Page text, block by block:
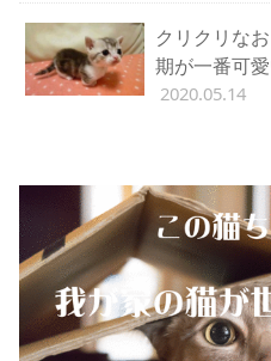
クリクリな
期が一番可
2020.05.14